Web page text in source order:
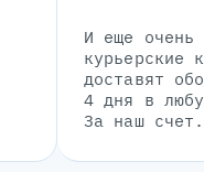
И еще очень
курьерские
доставят
4 дня в
За наш счет.